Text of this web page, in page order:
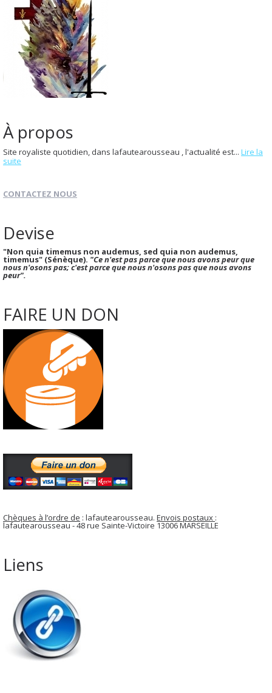
À propos
Site royaliste quotidien, dans lafautearousseau , l'actualité est... Lire la
suite
CONTACTEZ NOUS
Devise
"Non quia timemus non audemus, sed quia non audemus,
timemus" (Sénèque). "Ce n'est pas parce que nous avons peur que
nous n'osons pas; c'est parce que nous n'osons pas que nous avons
peur".
FAIRE UN DON
Chèques à l’ordre de : lafautearousseau. Envois postaux :
lafautearousseau - 48 rue Sainte-Victoire 13006 MARSEILLE
Liens